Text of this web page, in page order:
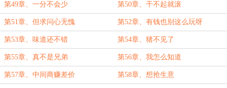
第49章、一分不会少 第50章、干不起就滚
第51章、但求问心无愧 第52章、有钱也别这么玩呀
第53章、味道还不错 第54章、猪不见了
第55章、真不是兄弟 第56章、我怎么知道
第57章、中间商赚差价 第58章、想抢生意